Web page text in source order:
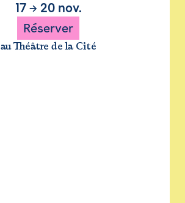
17→ 20 nov.
Réserver
au Théâtre de la Cité